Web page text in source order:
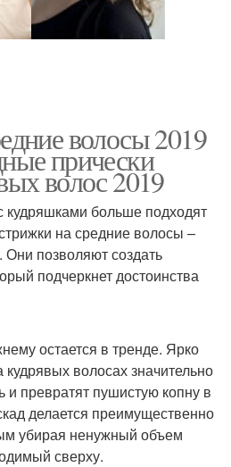
волосы 2019
прически
волос 2019
кудряшками больше подходят
на средние волосы –
позволяют создать
подчеркнет достоинства
остается в тренде. Ярко
волосах значительно
и превратят пушистую копну в
делается преимущественно
убирая ненужный объем
сверху.